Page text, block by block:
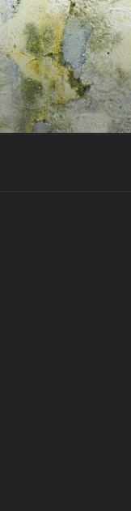
Tartalomhoz